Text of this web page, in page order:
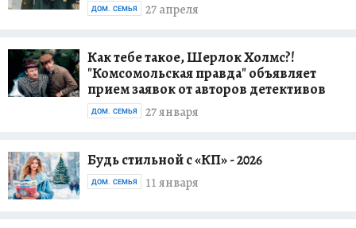
27 апреля
ДОМ. СЕМЬЯ
Как тебе такое, Шерлок Холмс?!
"Комсомольская правда" объявляет
прием заявок от авторов детективов
27 января
ДОМ. СЕМЬЯ
Будь стильной с «КП» - 2026
11 января
ДОМ. СЕМЬЯ